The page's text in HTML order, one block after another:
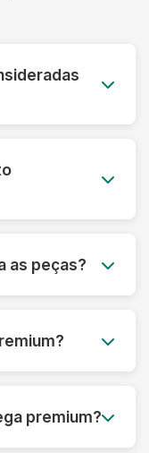
peça de
as peças?
de até R$
prazo
premium?